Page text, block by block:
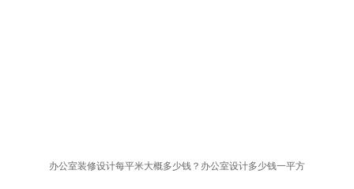
办公室装修设计每平米大概多少钱？办公室设计多少钱一平方